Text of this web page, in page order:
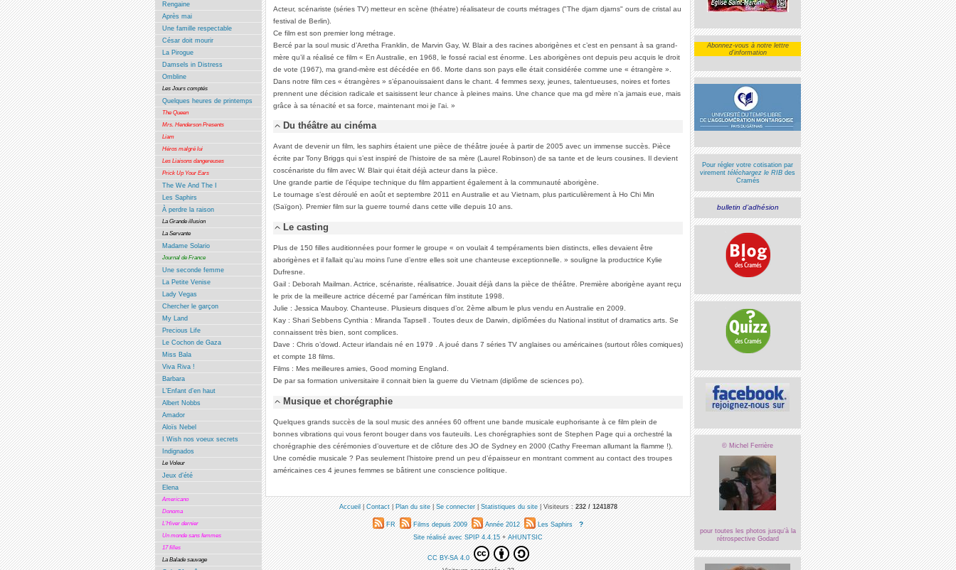
Acteur, scénariste (séries TV) metteur en scène (théatre) réalisateur de courts métrages ("The djarn djarns" ours de cristal au
festival de Berlin).
Ce film est son premier long métrage.
Bercé par la soul music d’Aretha Franklin, de Marvin Gay, W. Blair a des racines aborigènes et c’est en pensant à sa grand-
mère qu’il a réalisé ce film « En Australie, en 1968, le fossé racial est énorme. Les aborigènes ont depuis peu acquis le droit
de vote (1967), ma grand-mère est décédée en 66. Morte dans son pays elle était considérée comme une « étrangère ».
Dans notre film ces « étrangères » s’épanouissaient dans le chant. 4 femmes sexy, jeunes, talentueuses, noires et fortes
prennent une décision radicale et saisissent leur chance à pleines mains. Une chance que ma gd mère n’a jamais eue, mais
grâce à sa ténacité et sa force, maintenant moi je l’ai. »
Du théâtre au cinéma
Avant de devenir un film, les saphirs étaient une pièce de théâtre jouée à partir de 2005 avec un immense succès. Pièce
écrite par Tony Briggs qui s’est inspiré de l’histoire de sa mère (Laurel Robinson) de sa tante et de leurs cousines. Il devient
coscénariste du film avec W. Blair qui était déjà acteur dans la pièce.
Une grande partie de l’équipe technique du film appartient également à la communauté aborigène.
Le tournage s’est déroulé en août et septembre 2011 en Australie et au Vietnam, plus particulièrement à Ho Chi Min
(Saïgon). Premier film sur la guerre tourné dans cette ville depuis 10 ans.
Le casting
Plus de 150 filles auditionnées pour former le groupe « on voulait 4 tempéraments bien distincts, elles devaient être
aborigènes et il fallait qu’au moins l’une d’entre elles soit une chanteuse exceptionnelle. » souligne la productrice Kylie
Dufresne.
Gail : Deborah Mailman. Actrice, scénariste, réalisatrice. Jouait déjà dans la pièce de théâtre. Première aborigène ayant reçu
le prix de la meilleure actrice décerné par l’américan film institute 1998.
Julie : Jessica Mauboy. Chanteuse. Plusieurs disques d’or. 2ème album le plus vendu en Australie en 2009.
Kay : Shari Sebbens Cynthia : Miranda Tapsell . Toutes deux de Darwin, diplômées du National institut of dramatics arts. Se
connaissent très bien, sont complices.
Dave : Chris o’dowd. Acteur irlandais né en 1979 . A joué dans 7 séries TV anglaises ou américaines (surtout rôles comiques)
et compte 18 films.
Films : Mes meilleures amies, Good morning England.
De par sa formation universitaire il connait bien la guerre du Vietnam (diplôme de sciences po).
Musique et chorégraphie
Quelques grands succès de la soul music des années 60 offrent une bande musicale euphorisante à ce film plein de
bonnes vibrations qui vous feront bouger dans vos fauteuils. Les chorégraphies sont de Stephen Page qui a orchestré la
chorégraphie des cérémonies d’ouverture et de clôture des JO de Sydney en 2000 (Cathy Freeman allumant la flamme !).
Une comédie musicale ? Pas seulement l’histoire prend un peu d’épaisseur en montrant comment au contact des troupes
américaines ces 4 jeunes femmes se bâtirent une conscience politique.
Abonnez-vous à notre lettre
d’information
Pour régler votre cotisation par
virementtéléchargez le RIB des
Cramés
bulletin d’adhésion
© Michel Ferrière
pour toutes les photos jusqu’à la
rétrospective Godard
Rengaine
Après mai
Une famille respectable
César doit mourir
La Pirogue
Damsels in Distress
Ombline
Les Jours comptés
Quelques heures de printemps
The Queen
Mrs. Henderson Presents
Liam
Héros malgré lui
Les Liaisons dangereuses
Prick Up Your Ears
The We And The I
Les Saphirs
À perdre la raison
La Grande illusion
La Servante
Madame Solario
Journal de France
Une seconde femme
La Petite Venise
Lady Vegas
Chercher le garçon
My Land
Precious Life
Le Cochon de Gaza
Miss Bala
Viva Riva !
Barbara
L’Enfant d’en haut
Albert Nobbs
Amador
Aloïs Nebel
I Wish nos voeux secrets
Indignados
Le Voleur
Jeux d’été
Elena
Americano
Donoma
L’Hiver dernier
Un monde sans femmes
17 filles
La Balade sauvage
Accueil |Contact|Plan du site|Se connecter|Statistiques du site|Visiteurs :232 / 1241878
FR Films depuis 2009 Année 2012 Les Saphirs ?
Site réalisé avec SPIP 4.4.15+AHUNTSIC
CC BY-SA 4.0